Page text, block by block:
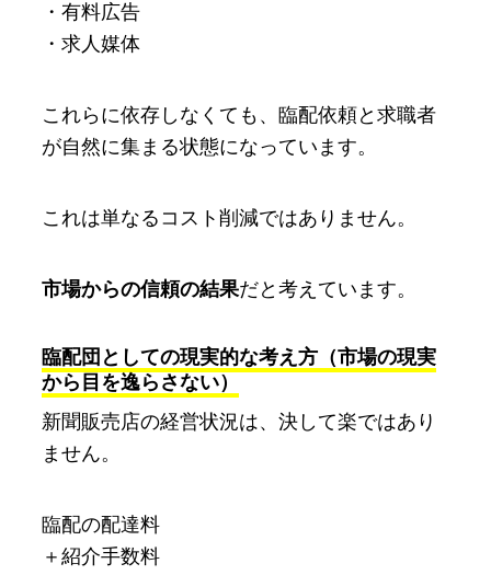
・有料広告
・求人媒体
これらに依存しなくても、臨配依頼と求職者
が自然に集まる状態になっています。
これは単なるコスト削減ではありません。
市場からの信頼の結果だと考えています。
臨配団としての現実的な考え方（市場の現実
から目を逸らさない）
新聞販売店の経営状況は、決して楽ではあり
ません。
臨配の配達料
＋紹介手数料